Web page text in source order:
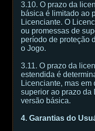
3.10. O prazo da
básica é limitado ao
Licenciante. O
ou promessas de
período de proteção
o Jogo.
3.11. O prazo da
estendida é
Licenciante, mas
superior ao prazo da
versão básica.
4. Garantias do